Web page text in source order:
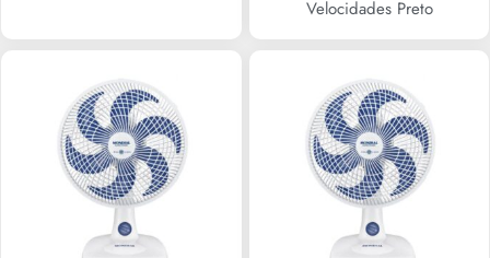
Velocidades Preto